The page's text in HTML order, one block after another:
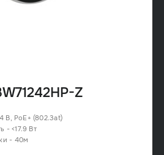
Z
В, PoE+ (802.3at)
- <17.9 Вт
- 40м